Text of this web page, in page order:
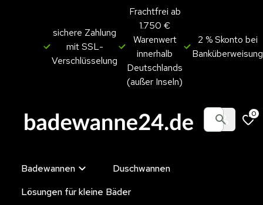
sichere Zahlung
mit SSL-
Verschlüsselung
Frachtfrei ab
1.750 €
Warenwert
innerhalb
Deutschlands
(außer Inseln)
2 % Skonto bei
Banküberweisung
0
Badewannen
Duschwannen
Lösungen für kleine Bäder